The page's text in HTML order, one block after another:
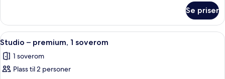
kjøkken
–
deluxe,
1
ikke-
røyk,
Se priser
Åpne
alle
bildene
av
Sengetøy av topp kvalitet, safe på
10
Studio – premium, 1 soverom
1 soverom
Plass til 2 personer